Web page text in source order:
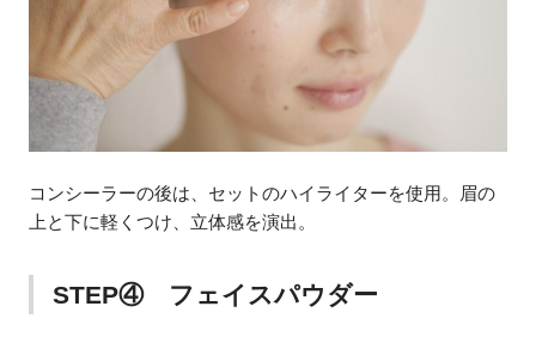
コンシーラーの後は、セットのハイライターを使用。眉の
上と下に軽くつけ、立体感を演出。
STEP④ フェイスパウダー